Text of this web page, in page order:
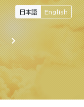
日本語 English
chevron_right